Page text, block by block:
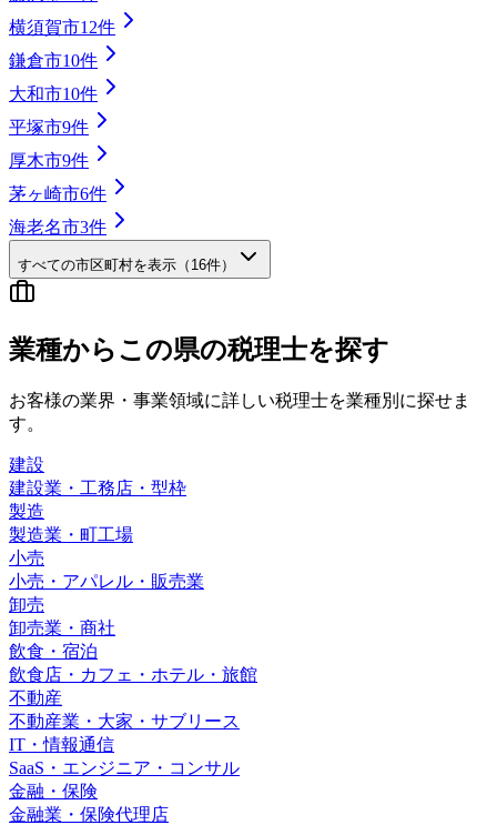
横須賀市12件
鎌倉市10件
大和市10件
平塚市9件
厚木市9件
茅ヶ崎市6件
海老名市3件
すべての市区町村を表示（ 16件）
業種からこの県の税理士を探す
お客様の業界・事業領域に詳しい税理士を業種別に探せま
す。
建設
建設業・工務店・型枠
製造
製造業・町工場
小売
小売・アパレル・販売業
卸売
卸売業・商社
飲食・宿泊
飲食店・カフェ・ホテル・旅館
不動産
不動産業・大家・サブリース
IT・情報通信
SaaS・エンジニア・コンサル
金融・保険
金融業・保険代理店